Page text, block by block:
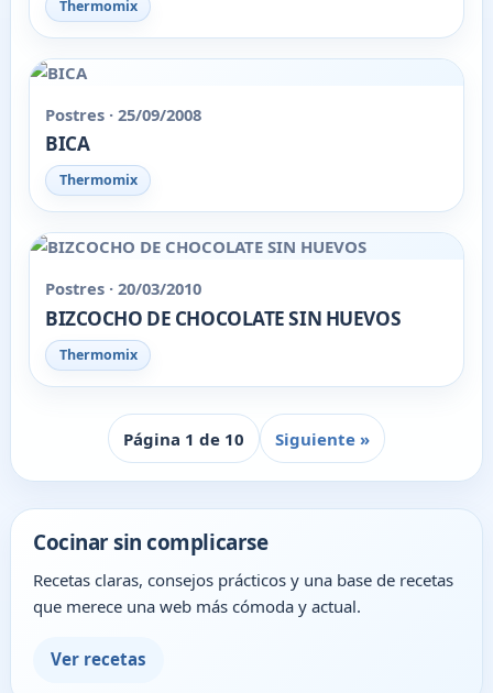
Thermomix
Postres · 25/09/2008
BICA
Thermomix
Postres · 20/03/2010
BIZCOCHO DE CHOCOLATE SIN HUEVOS
Thermomix
Página 1 de 10 Siguiente »
Cocinar sin complicarse
Recetas claras, consejos prácticos y una base de recetas
que merece una web más cómoda y actual.
Ver recetas